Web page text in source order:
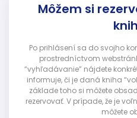
Môžem si
Po prihlásení sa do svojho
prostredníctvom
“vyhľadávanie” nájdete
informuje, či je daná kniha
základe toho si môžete
rezervovať. V prípade, že je
môžete